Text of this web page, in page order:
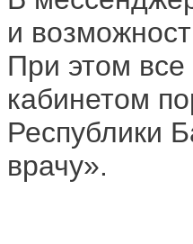
и
При этом все
кабинетом
Республики
врачу».